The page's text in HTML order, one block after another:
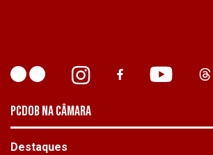
PCDOB NA CÂMARA
Destaques